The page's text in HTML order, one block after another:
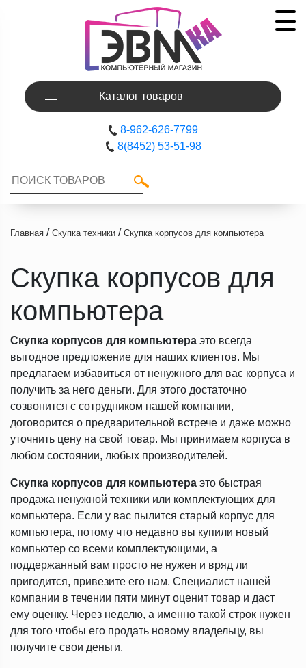
Каталог товаров
8-962-626-7799
8(8452) 53-51-98
Главная / Скупка техники / Скупка корпусов для компьютера
Скупка корпусов для
компьютера
Скупка корпусов для компьютера это всегда
выгодное предложение для наших клиентов. Мы
предлагаем избавиться от ненужного для вас корпуса и
получить за него деньги. Для этого достаточно
созвонится с сотрудником нашей компании,
договорится о предварительной встрече и даже можно
уточнить цену на свой товар. Мы принимаем корпуса в
любом состоянии, любых производителей.
Скупка корпусов для компьютера это быстрая
продажа ненужной техники или комплектующих для
компьютера. Если у вас пылится старый корпус для
компьютера, потому что недавно вы купили новый
компьютер со всеми комплектующими, а
поддержанный вам просто не нужен и вряд ли
пригодится, привезите его нам. Специалист нашей
компании в течении пяти минут оценит товар и даст
ему оценку. Через неделю, а именно такой строк нужен
для того чтобы его продать новому владельцу, вы
получите свои деньги.